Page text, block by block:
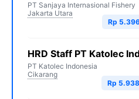
PT Sanjaya Internasional Fishery
Jakarta Utara
Rp
HRD Staff PT Katolec
PT Katolec Indonesia
Cikarang
Rp